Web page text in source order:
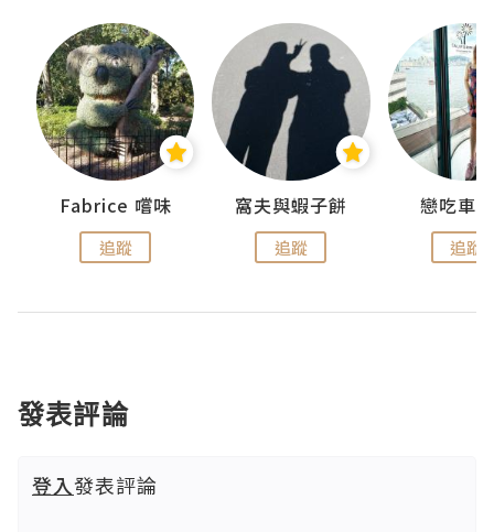
Fabrice 嚐味
追蹤
窩夫與蝦子餅
追蹤
戀吃車
追蹤
發表評論
登入發表評論